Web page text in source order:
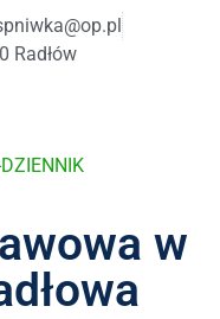
Radłów
DZIENNIK
w